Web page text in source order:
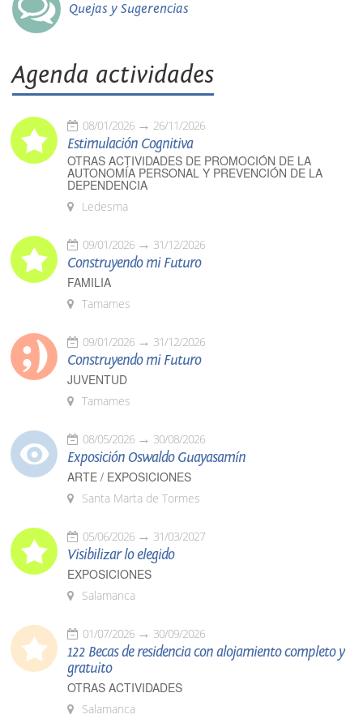
Quejas y Sugerencias
Agenda actividades
08/01/2026 26/11/2026
Estimulación Cognitiva
OTRAS ACTIVIDADES DE PROMOCIÓN DE LA
AUTONOMÍA PERSONAL Y PREVENCIÓN DE LA
DEPENDENCIA
Ledesma
09/01/2026 31/12/2026
Construyendo mi Futuro
FAMILIA
Tamames
09/01/2026 31/12/2026
Construyendo mi Futuro
JUVENTUD
Tamames
08/05/2026 30/08/2026
Exposición Oswaldo Guayasamín
ARTE / EXPOSICIONES
Santa Marta de Tormes
05/06/2026 31/03/2027
Visibilizar lo elegido
EXPOSICIONES
Salamanca
01/07/2026 30/09/2026
122 Becas de residencia con alojamiento completo y
gratuito
OTRAS ACTIVIDADES
Salamanca